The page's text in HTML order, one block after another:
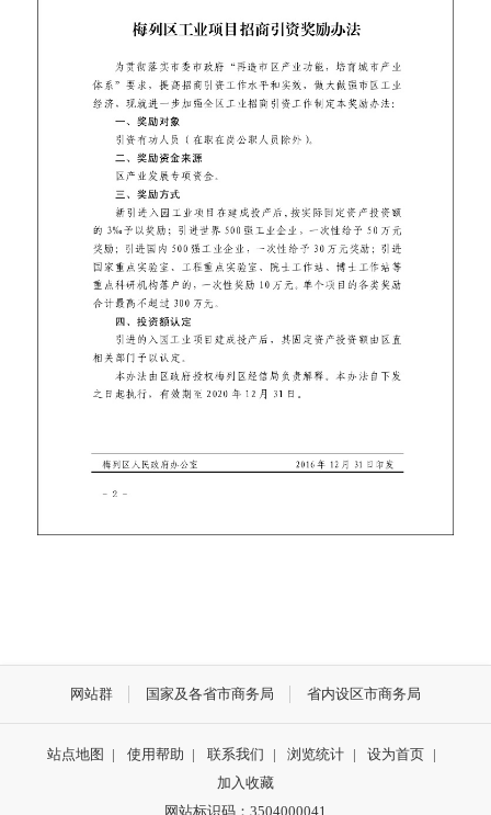
网站群 国家及各省市商务局 省内设区市商务局
站点地图 | 使用帮助 | 联系我们 | 浏览统计 | 设为首页 |
加入收藏
网站标识码：3504000041